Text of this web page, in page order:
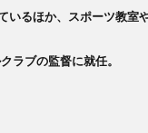
るほか、スポーツ教室
ラブの監督に就任。